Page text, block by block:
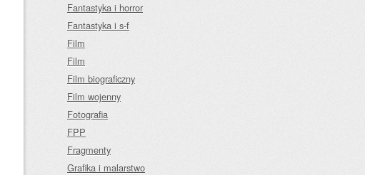
Fantastyka i horror
Fantastyka i s-f
Film
Film
Film biograficzny
Film wojenny
Fotografia
FPP
Fragmenty
Grafika i malarstwo